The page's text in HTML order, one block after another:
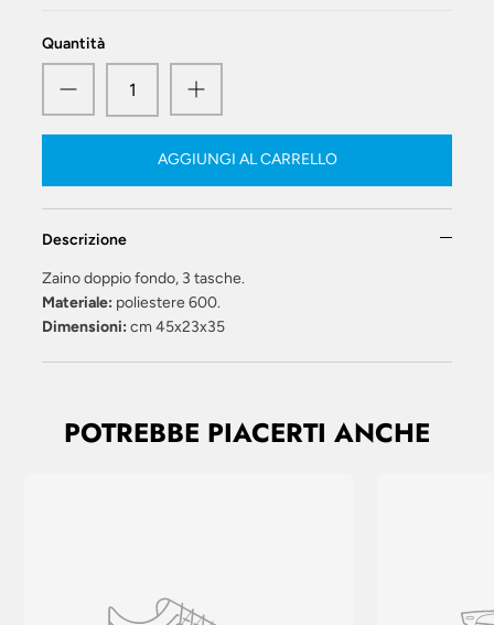
Quantità
AGGIUNGI AL CARRELLO
Descrizione
Zaino doppio fondo, 3 tasche.
Materiale: poliestere 600.
Dimensioni: cm 45x23x35
POTREBBE PIACERTI ANCHE